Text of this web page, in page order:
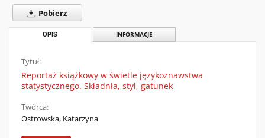
Pobierz
OPIS INFORMACJE
Tytuł:
Reportaż książkowy w świetle językoznawstwa
statystycznego. Składnia, styl, gatunek
Twórca:
Ostrowska, Katarzyna